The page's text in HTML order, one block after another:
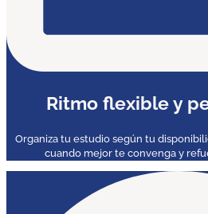
Ritmo flexible y
Organiza tu estudio según tu
cuando mejor te convenga y